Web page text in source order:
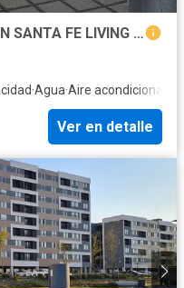
DEPARTAMENTO EN RENTA EN SANTA FE LIVING SAN NICOLAS DE LOS GARZA APODACA
·Agua·Aire acondicionado
Ver en detalle